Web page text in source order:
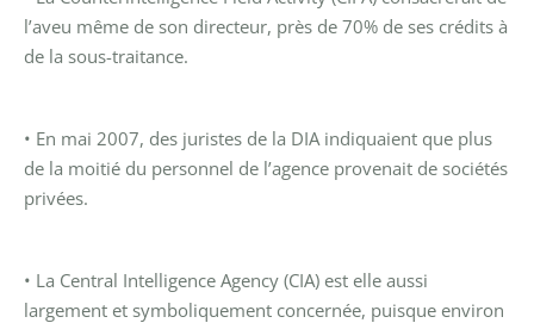
l’aveu même de son directeur, près de 70% de ses crédits à
de la sous-traitance.
• En mai 2007, des juristes de la DIA indiquaient que plus
de la moitié du personnel de l’agence provenait de sociétés
privées.
• La Central Intelligence Agency (CIA) est elle aussi
largement et symboliquement concernée, puisque environ